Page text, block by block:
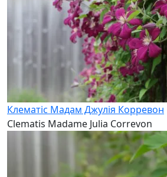
Клематіс Мадам Джулія Корревон
Clematis Madame Julia Correvon